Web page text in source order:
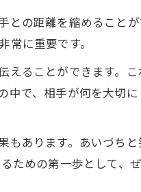
の距離を縮めること
に重要です。
ることができます。
中で、相手が何を大切
あります。あいづちと
ための第一歩として、